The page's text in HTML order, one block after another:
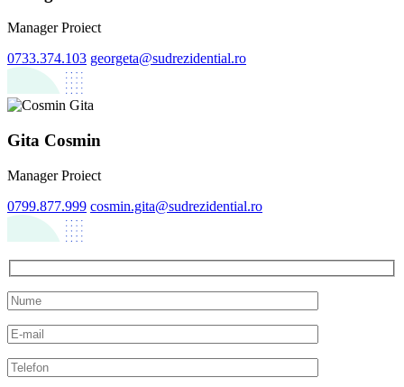
Manager Proiect
0733.374.103 georgeta@sudrezidential.ro
Gita Cosmin
Manager Proiect
0799.877.999 cosmin.gita@sudrezidential.ro